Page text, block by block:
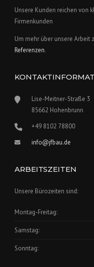
Unsere Kunden reichen von
Firmenkunden
Um mehr über unsere Arbeit
Referenzen.
Lise-Meitner-Straße 3
85662 Hohenbrunn
+49 8102 78800
info@jfbau.de
ARBEITSZEITEN
Unsere Bürozeiten sind:
Montag-Freitag:
Samstag:
Sonntag: